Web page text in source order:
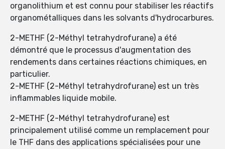
organolithium et est connu pour stabiliser les réactifs
organométalliques dans les solvants d'hydrocarbures.
2-METHF (2-Méthyl tetrahydrofurane) a été
démontré que le processus d'augmentation des
rendements dans certaines réactions chimiques, en
particulier.
2-METHF (2-Méthyl tetrahydrofurane) est un très
inflammables liquide mobile.
2-METHF (2-Méthyl tetrahydrofurane) est
principalement utilisé comme un remplacement pour
le THF dans des applications spécialisées pour une